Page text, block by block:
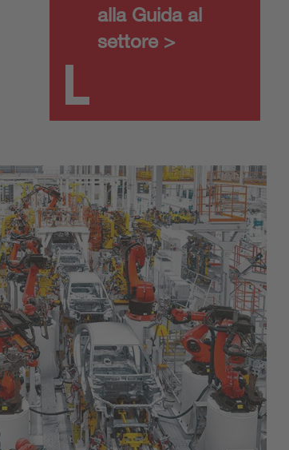
alla Guida al
settore >